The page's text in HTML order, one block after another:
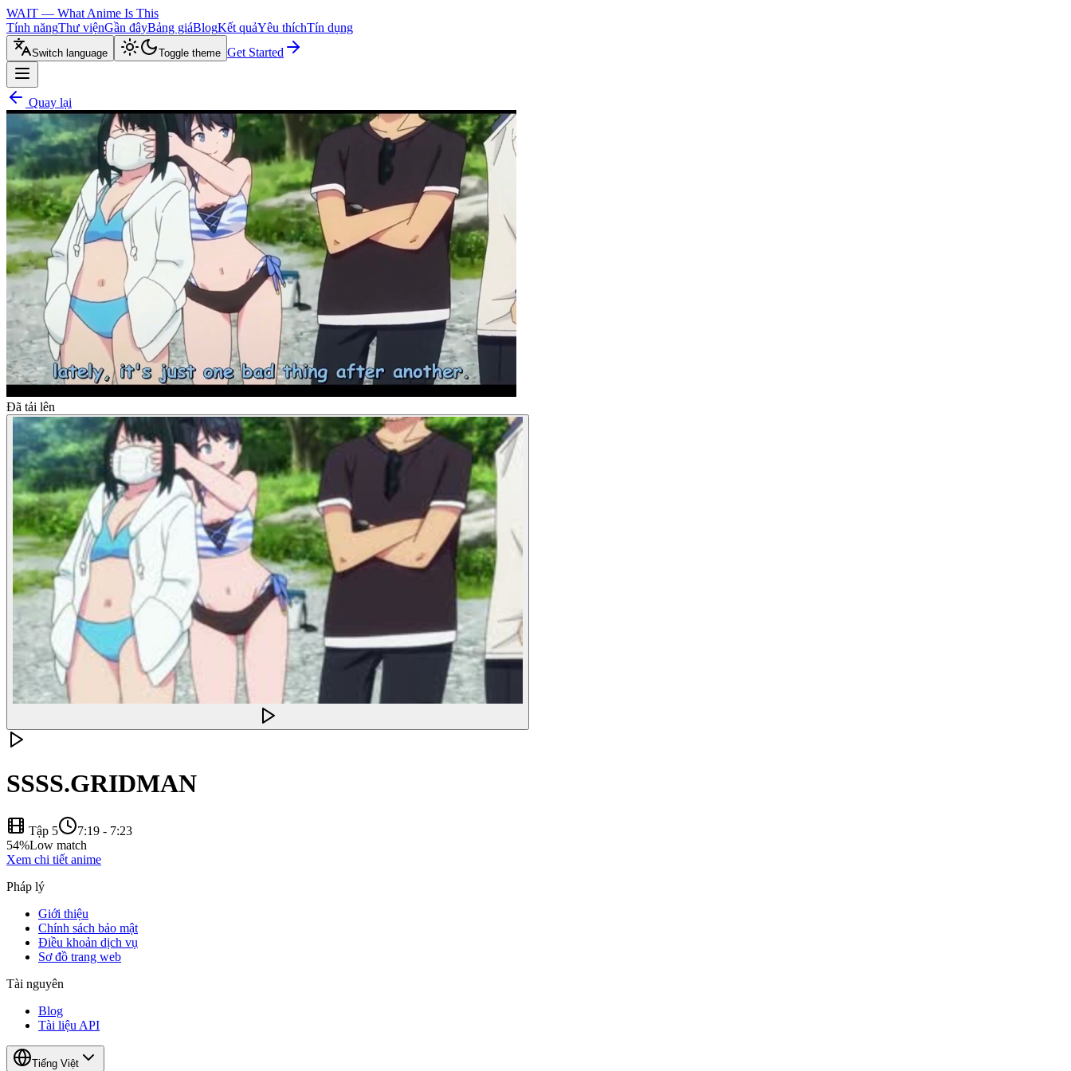
WAIT — What Anime Is This
Tính năngThư việnGần đâyBảng giáBlogKết quảYêu thíchTín dụng
Switch language Toggle theme Get Started
Quay lại
Đã tải lên
SSSS.GRIDMAN
Tập 5 7:19 - 7:23
54%Low match
Xem chi tiết anime
Pháp lý
Giới thiệu
Chính sách bảo mật
Điều khoản dịch vụ
Sơ đồ trang web
Tài nguyên
Blog
Tài liệu API
Tiếng Việt